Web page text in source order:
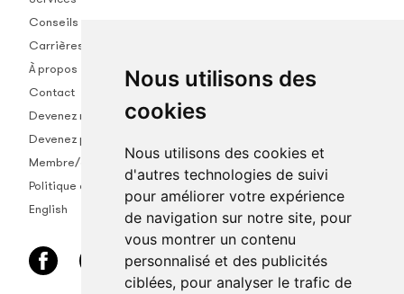
Nous utilisons des
cookies
Nous utilisons des cookies et
d'autres technologies de suivi
pour améliorer votre expérience
de navigation sur notre site, pour
vous montrer un contenu
personnalisé et des publicités
ciblées, pour analyser le trafic de
Conseils
Carrières
À propos
Contact
Devenez membre
Devenez partenaire
Membre/empl.
Politique de confidentialité
English